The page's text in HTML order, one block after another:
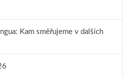
Kam směřujeme v dalších